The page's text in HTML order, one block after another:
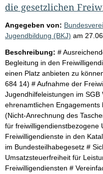
die gesetzlichen
Angegeben von:
Jugendbildung (BKJ) am
Beschreibung: #
Begleitung in den
einen Platz anbieten zu
684 14) # Aufnahme der
Jugendhilfeleistungen im SGB
ehrenamtlichen
(Nicht-Anrechnung des
für freiwilligendienstbezogene
Freiwilligendienste in den
im Bundesteilhabegesetz #
Umsatzsteuerfreiheit für
Freiwilligendiensten #